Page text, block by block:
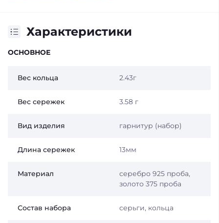
Характеристики
ОСНОВНОЕ
Вес кольца 2.43г
Вес сережек 3.58 г
Вид изделия гарнитур (набор)
Длина сережек 13мм
Материал
серебро 925 проба,
золото 375 проба
Состав набора серьги, кольца